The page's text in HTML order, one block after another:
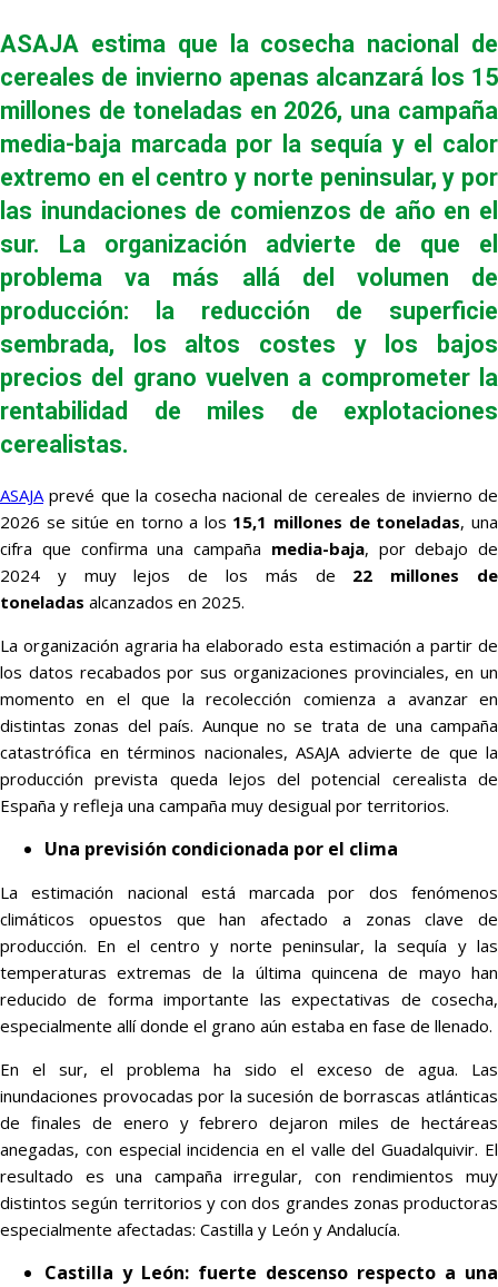
ASAJA estima que la cosecha nacional de
cereales de invierno apenas alcanzará los 15
millones de toneladas en 2026, una campaña
media-baja marcada por la sequía y el calor
extremo en el centro y norte peninsular, y por
las inundaciones de comienzos de año en el
sur. La organización advierte de que el
problema va más allá del volumen de
producción: la reducción de superficie
sembrada, los altos costes y los bajos
precios del grano vuelven a comprometer la
rentabilidad de miles de explotaciones
cerealistas.
ASAJAprevé que la cosecha nacional de cereales de invierno de
2026 se sitúe en torno a los 15,1 millones de toneladas, una
cifra que confirma una campaña media-baja, por debajo de
2024 y muy lejos de los más de 22 millones de
toneladas alcanzados en 2025.
La organización agraria ha elaborado esta estimación a partir de
los datos recabados por sus organizaciones provinciales, en un
momento en el que la recolección comienza a avanzar en
distintas zonas del país. Aunque no se trata de una campaña
catastrófica en términos nacionales, ASAJA advierte de que la
producción prevista queda lejos del potencial cerealista de
España y refleja una campaña muy desigual por territorios.
Una previsión condicionada por el clima
La estimación nacional está marcada por dos fenómenos
climáticos opuestos que han afectado a zonas clave de
producción. En el centro y norte peninsular, la sequía y las
temperaturas extremas de la última quincena de mayo han
reducido de forma importante las expectativas de cosecha,
especialmente allí donde el grano aún estaba en fase de llenado.
En el sur, el problema ha sido el exceso de agua. Las
inundaciones provocadas por la sucesión de borrascas atlánticas
de finales de enero y febrero dejaron miles de hectáreas
anegadas, con especial incidencia en el valle del Guadalquivir. El
resultado es una campaña irregular, con rendimientos muy
distintos según territorios y con dos grandes zonas productoras
especialmente afectadas: Castilla y León y Andalucía.
Castilla y León: fuerte descenso respecto a una